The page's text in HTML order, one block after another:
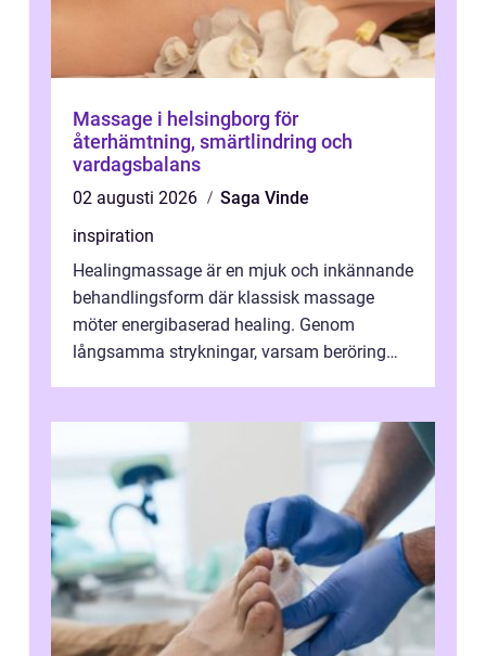
Massage i helsingborg för
återhämtning, smärtlindring och
vardagsbalans
02 augusti 2026
Saga Vinde
inspiration
Healingmassage är en mjuk och inkännande
behandlingsform där klassisk massage
möter energibaserad healing. Genom
långsamma strykningar, varsam beröring